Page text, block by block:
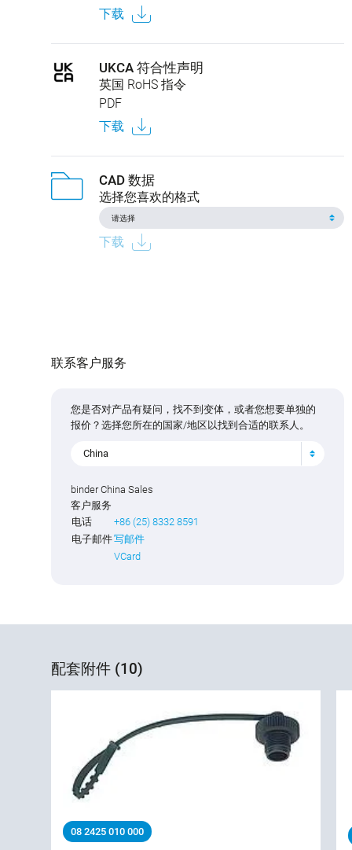
下载
UKCA 符合性声明
英国 RoHS 指令
PDF
下载
CAD 数据
选择您喜欢的格式
下载
联系客户服务
您是否对产品有疑问，找不到变体，或者您想要单独的
报价？选择您所在的国家/地区以找到合适的联系人。
China
binder China Sales
客户服务
电话
+86 (25) 8332 8591
电子邮件写邮件
VCard
配套附件 (10)
08 2425 010 000